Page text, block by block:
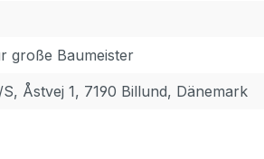
große Baumeister
Åstvej 1, 7190 Billund, Dänemark